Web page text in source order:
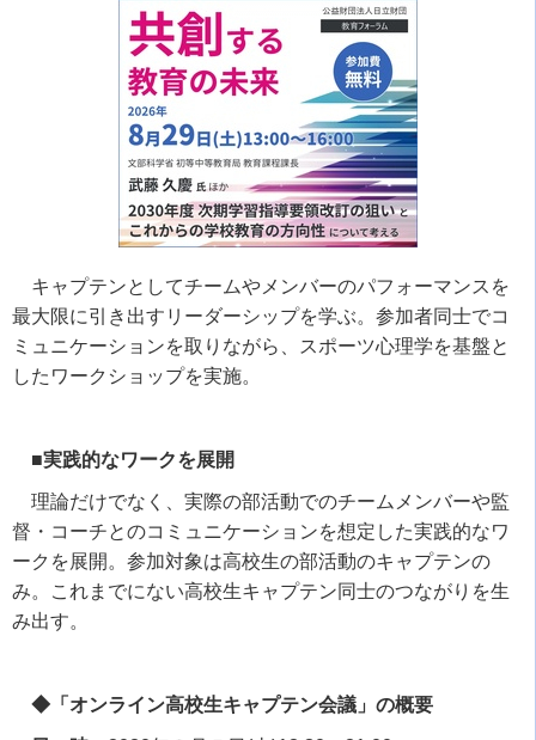
キャプテンとしてチームやメンバーのパフォーマンスを
最大限に引き出すリーダーシップを学ぶ。参加者同士でコ
ミュニケーションを取りながら、スポーツ心理学を基盤と
したワークショップを実施。
■実践的なワークを展開
理論だけでなく、実際の部活動でのチームメンバーや監
督・コーチとのコミュニケーションを想定した実践的なワ
ークを展開。参加対象は高校生の部活動のキャプテンの
み。これまでにない高校生キャプテン同士のつながりを生
み出す。
◆「オンライン高校生キャプテン会議」の概要